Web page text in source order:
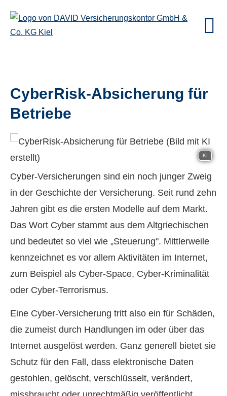
CyberRisk-Absicherung für
Betriebe
KI
Cyber-Versicherungen sind ein noch junger Zweig
in der Geschichte der Versicherung. Seit rund zehn
Jahren gibt es die ersten Modelle auf dem Markt.
Das Wort Cyber stammt aus dem Altgriechischen
und bedeutet so viel wie „Steuerung". Mittlerweile
kennzeichnet es vor allem Aktivitäten im Internet,
zum Beispiel als Cyber-Space, Cyber-Kriminalität
oder Cyber-Terrorismus.
Eine Cyber-Versicherung tritt also ein für Schäden,
die zumeist durch Handlungen im oder über das
Internet ausgelöst werden. Ganz generell bietet sie
Schutz für den Fall, dass elektronische Daten
gestohlen, gelöscht, verschlüsselt, verändert,